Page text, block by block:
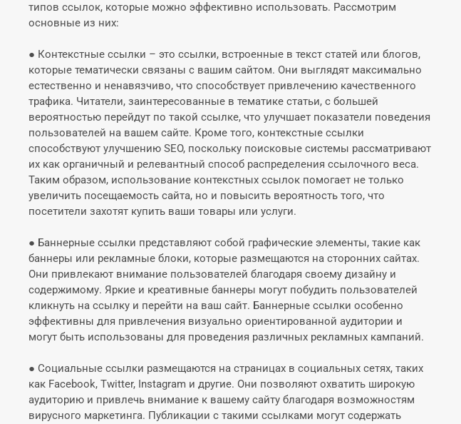
типов ссылок, которые можно эффективно использовать. Рассмотрим
основные из них:
● Контекстные ссылки – это ссылки, встроенные в текст статей или блогов,
которые тематически связаны с вашим сайтом. Они выглядят максимально
естественно и ненавязчиво, что способствует привлечению качественного
трафика. Читатели, заинтересованные в тематике статьи, с большей
вероятностью перейдут по такой ссылке, что улучшает показатели поведения
пользователей на вашем сайте. Кроме того, контекстные ссылки
способствуют улучшению SEO, поскольку поисковые системы рассматривают
их как органичный и релевантный способ распределения ссылочного веса.
Таким образом, использование контекстных ссылок помогает не только
увеличить посещаемость сайта, но и повысить вероятность того, что
посетители захотят купить ваши товары или услуги.
● Баннерные ссылки представляют собой графические элементы, такие как
баннеры или рекламные блоки, которые размещаются на сторонних сайтах.
Они привлекают внимание пользователей благодаря своему дизайну и
содержимому. Яркие и креативные баннеры могут побудить пользователей
кликнуть на ссылку и перейти на ваш сайт. Баннерные ссылки особенно
эффективны для привлечения визуально ориентированной аудитории и
могут быть использованы для проведения различных рекламных кампаний.
● Социальные ссылки размещаются на страницах в социальных сетях, таких
как Facebook, Twitter, Instagram и другие. Они позволяют охватить широкую
аудиторию и привлечь внимание к вашему сайту благодаря возможностям
вирусного маркетинга. Публикации с такими ссылками могут содержать